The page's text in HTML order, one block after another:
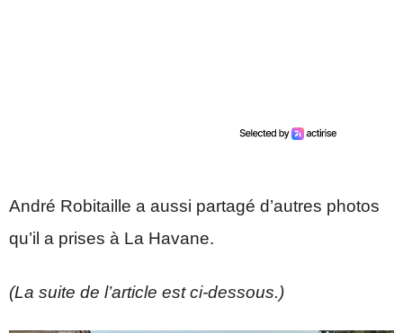
André Robitaille a aussi partagé d’autres photos
qu’il a prises à La Havane.
(La suite de l’article est ci-dessous.)